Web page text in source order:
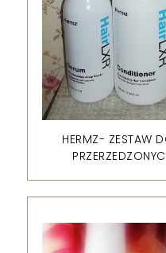
HERMZ- ZESTAW